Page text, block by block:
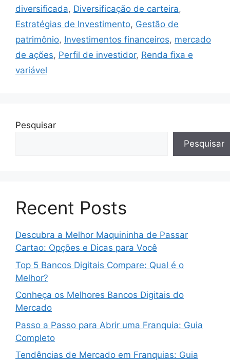
diversificada, Diversificação de carteira,
Estratégias de Investimento, Gestão de
patrimônio, Investimentos financeiros, mercado
de ações, Perfil de investidor, Renda fixa e
variável
Pesquisar
Pesquisar
Recent Posts
Descubra a Melhor Maquininha de Passar
Cartao: Opções e Dicas para Você
Top 5 Bancos Digitais Compare: Qual é o
Melhor?
Conheça os Melhores Bancos Digitais do
Mercado
Passo a Passo para Abrir uma Franquia: Guia
Completo
Tendências de Mercado em Franquias: Guia